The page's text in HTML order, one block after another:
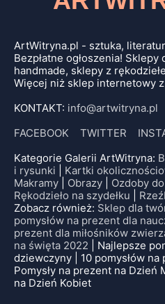
ArtWitryna.pl - sztuka,
Bezpłatne ogłoszenia!
handmade, sklepy z
Więcej niż sklep internetowy z
KONTAKT: info@artwitryna.pl
FACEBOOK
TWITTER
Kategorie Galerii ArtWitryna:
i rysunki
Kartki
Makramy
Obrazy Ozdoby
Rękodzieło na szydełku
Zobacz również: Sklep dla
pomysłów na prezent dla
prezent dla miłośników
na święta 2022 | Najlepsze
dziewczyny | 10 pomysłów na
Pomysły na prezent na Dzień
na Dzień Kobiet